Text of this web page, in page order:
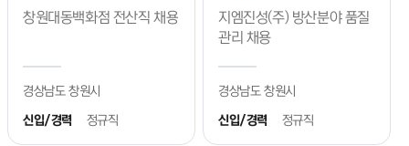
프로그램 (NCS/AI역량검사/인적성)
멘토링 모집 (중소벤처기업진흥공단 사무, 현대비앤지스틸 생산관리, 마케
팅/비대면진행)
2026.08.11 ~ 2026.08.11
창원대동백화점 전산직 채용
경상남도 창원시
신입/경력
정규직
지엠진성(주) 방산분야 품질
관리 채용
경상남도 창원시
신입/경력
정규직